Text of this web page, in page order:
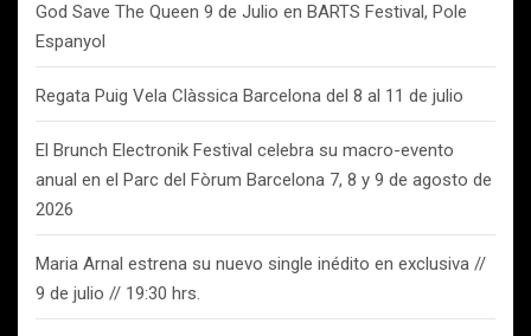
God Save The Queen 9 de Julio en BARTS Festival, Pole
Espanyol
Regata Puig Vela Clàssica Barcelona del 8 al 11 de julio
El Brunch Electronik Festival celebra su macro-evento
anual en el Parc del Fòrum Barcelona 7, 8 y 9 de agosto de
2026
Maria Arnal estrena su nuevo single inédito en exclusiva //
9 de julio // 19:30 hrs.